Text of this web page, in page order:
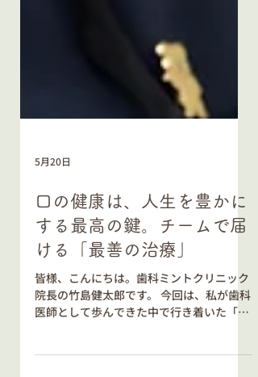
5月20日
口の健康は、人生を豊かに
ける「最善の治療」
皆様、こんにちは。歯科ミントクリニック
医師として歩んできた中で行き着いた「想